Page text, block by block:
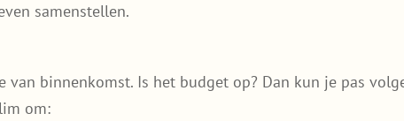
samenstellen.
van binnenkomst. Is het budget op? Dan kun je pas
om: